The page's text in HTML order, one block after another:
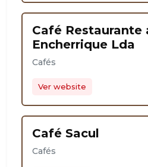
Café Restaurante
Encherrique Lda
Cafés
Ver website
Café Sacul
Cafés